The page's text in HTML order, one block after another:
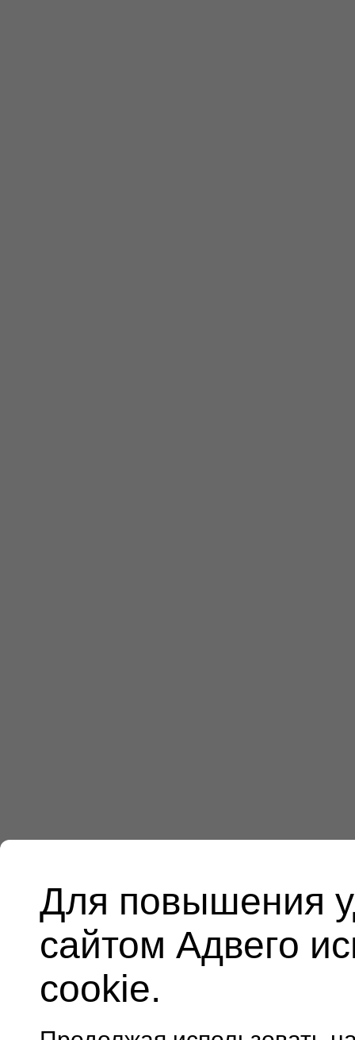
Для повышения
сайтом Адвего
cookie.